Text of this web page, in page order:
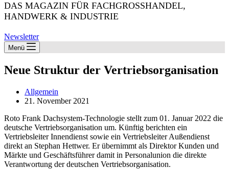
DAS MAGAZIN FÜR FACHGROSSHANDEL,
HANDWERK & INDUSTRIE
Newsletter
Menü
Neue Struktur der Vertriebsorganisation
Allgemein
21. November 2021
Roto Frank Dachsystem-Technologie stellt zum 01. Januar 2022 die
deutsche Vertriebsorganisation um. Künftig berichten ein
Vertriebsleiter Innendienst sowie ein Vertriebsleiter Außendienst
direkt an Stephan Hettwer. Er übernimmt als Direktor Kunden und
Märkte und Geschäftsführer damit in Personalunion die direkte
Verantwortung der deutschen Vertriebsorganisation.